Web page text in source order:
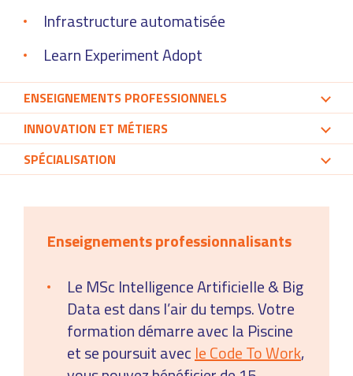
Infrastructure automatisée
Learn Experiment Adopt
ENSEIGNEMENTS PROFESSIONNELS
INNOVATION ET MÉTIERS
SPÉCIALISATION
Enseignements professionnalisants
Le MSc Intelligence Artificielle & Big
Data est dans l’air du temps. Votre
formation démarre avec la Piscine
et se poursuit avec le Code To Work,